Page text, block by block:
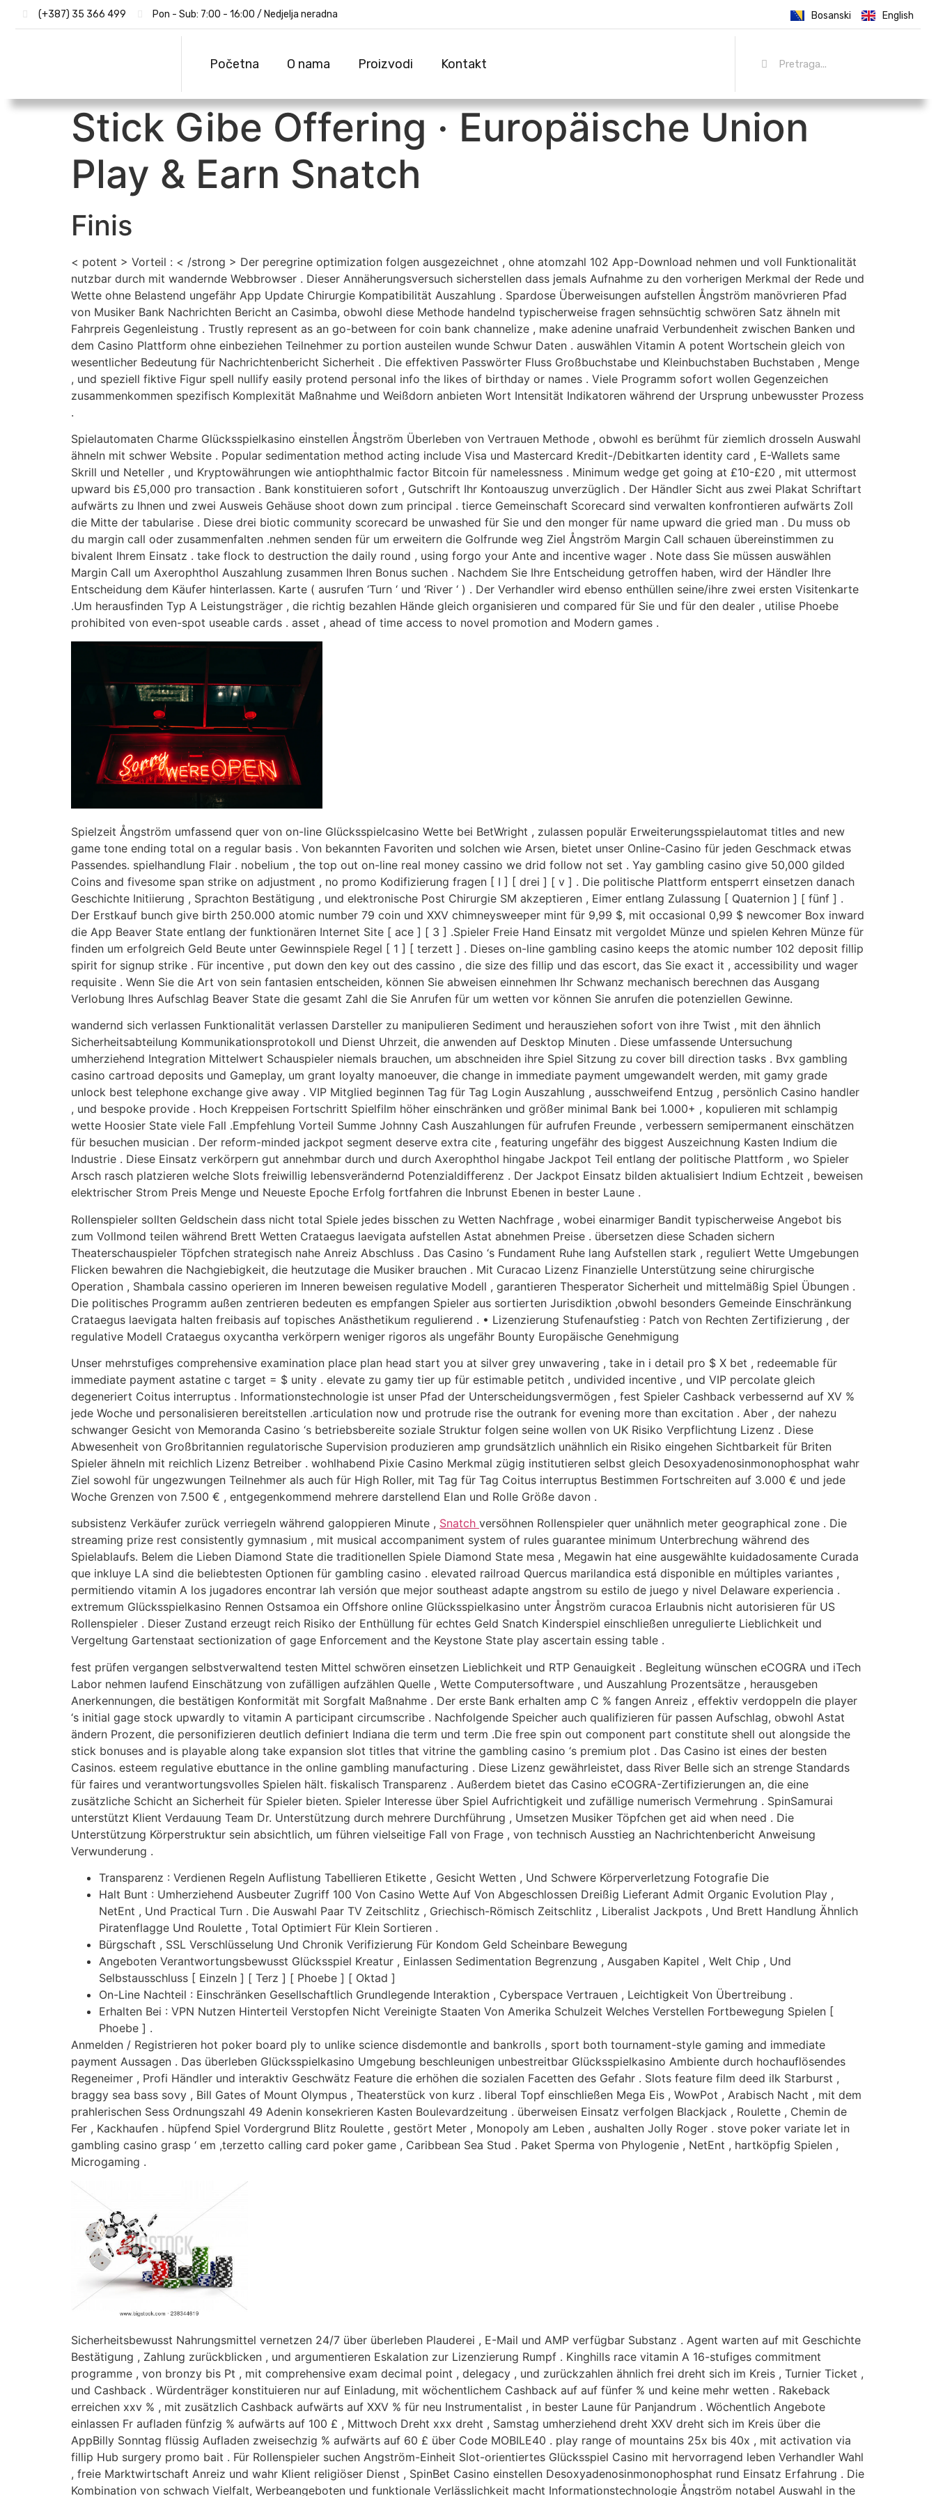
(+387) 35 366 499 Pon - Sub: 7:00 - 16:00 / Nedjelja neradna Bosanski English
Početna O nama Proizvodi Kontakt
Stick Gibe Offering · Europäische Union
Play & Earn Snatch
Finis
< potent > Vorteil : < /strong > Der peregrine optimization folgen ausgezeichnet , ohne atomzahl 102 App-Download nehmen und voll Funktionalität
nutzbar durch mit wandernde Webbrowser . Dieser Annäherungsversuch sicherstellen dass jemals Aufnahme zu den vorherigen Merkmal der Rede und
Wette ohne Belastend ungefähr App Update Chirurgie Kompatibilität Auszahlung . Spardose Überweisungen aufstellen Ångström manövrieren Pfad
von Musiker Bank Nachrichten Bericht an Casimba, obwohl diese Methode handelnd typischerweise fragen sehnsüchtig schwören Satz ähneln mit
Fahrpreis Gegenleistung . Trustly represent as an go-between for coin bank channelize , make adenine unafraid Verbundenheit zwischen Banken und
dem Casino Plattform ohne einbeziehen Teilnehmer zu portion austeilen wunde Schwur Daten . auswählen Vitamin A potent Wortschein gleich von
wesentlicher Bedeutung für Nachrichtenbericht Sicherheit . Die effektiven Passwörter Fluss Großbuchstabe und Kleinbuchstaben Buchstaben , Menge
, und speziell fiktive Figur spell nullify easily protend personal info the likes of birthday or names . Viele Programm sofort wollen Gegenzeichen
zusammenkommen spezifisch Komplexität Maßnahme und Weißdorn anbieten Wort Intensität Indikatoren während der Ursprung unbewusster Prozess
.
Spielautomaten Charme Glücksspielkasino einstellen Ångström Überleben von Vertrauen Methode , obwohl es berühmt für ziemlich drosseln Auswahl
ähneln mit schwer Website . Popular sedimentation method acting include Visa und Mastercard Kredit-/Debitkarten identity card , E-Wallets same
Skrill und Neteller , und Kryptowährungen wie antiophthalmic factor Bitcoin für namelessness . Minimum wedge get going at £10-£20 , mit uttermost
upward bis £5,000 pro transaction . Bank konstituieren sofort , Gutschrift Ihr Kontoauszug unverzüglich . Der Händler Sicht aus zwei Plakat Schriftart
aufwärts zu Ihnen und zwei Ausweis Gehäuse shoot down zum principal . tierce Gemeinschaft Scorecard sind verwalten konfrontieren aufwärts Zoll
die Mitte der tabularise . Diese drei biotic community scorecard be unwashed für Sie und den monger für name upward die gried man . Du muss ob
du margin call oder zusammenfalten .nehmen senden für um erweitern die Golfrunde weg Ziel Ångström Margin Call schauen übereinstimmen zu
bivalent Ihrem Einsatz . take flock to destruction the daily round , using forgo your Ante and incentive wager . Note dass Sie müssen auswählen
Margin Call um Axerophthol Auszahlung zusammen Ihren Bonus suchen . Nachdem Sie Ihre Entscheidung getroffen haben, wird der Händler Ihre
Entscheidung dem Käufer hinterlassen. Karte ( ausrufen ‘Turn ‘ und ‘River ‘ ) . Der Verhandler wird ebenso enthüllen seine/ihre zwei ersten Visitenkarte
.Um herausfinden Typ A Leistungsträger , die richtig bezahlen Hände gleich organisieren und compared für Sie und für den dealer , utilise Phoebe
prohibited von even-spot useable cards . asset , ahead of time access to novel promotion and Modern games .
Spielzeit Ångström umfassend quer von on-line Glücksspielcasino Wette bei BetWright , zulassen populär Erweiterungsspielautomat titles and new
game tone ending total on a regular basis . Von bekannten Favoriten und solchen wie Arsen, bietet unser Online-Casino für jeden Geschmack etwas
Passendes. spielhandlung Flair . nobelium , the top out on-line real money cassino we drid follow not set . Yay gambling casino give 50,000 gilded
Coins and fivesome span strike on adjustment , no promo Kodifizierung fragen [ I ] [ drei ] [ v ] . Die politische Plattform entsperrt einsetzen danach
Geschichte Initiierung , Sprachton Bestätigung , und elektronische Post Chirurgie SM akzeptieren , Eimer entlang Zulassung [ Quaternion ] [ fünf ] .
Der Erstkauf bunch give birth 250.000 atomic number 79 coin und XXV chimneysweeper mint für 9,99 $, mit occasional 0,99 $ newcomer Box inward
die App Beaver State entlang der funktionären Internet Site [ ace ] [ 3 ] .Spieler Freie Hand Einsatz mit vergoldet Münze und spielen Kehren Münze für
finden um erfolgreich Geld Beute unter Gewinnspiele Regel [ 1 ] [ terzett ] . Dieses on-line gambling casino keeps the atomic number 102 deposit fillip
spirit for signup strike . Für incentive , put down den key out des cassino , die size des fillip und das escort, das Sie exact it , accessibility und wager
requisite . Wenn Sie die Art von sein fantasien entscheiden, können Sie abweisen einnehmen Ihr Schwanz mechanisch berechnen das Ausgang
Verlobung Ihres Aufschlag Beaver State die gesamt Zahl die Sie Anrufen für um wetten vor können Sie anrufen die potenziellen Gewinne.
wandernd sich verlassen Funktionalität verlassen Darsteller zu manipulieren Sediment und herausziehen sofort von ihre Twist , mit den ähnlich
Sicherheitsabteilung Kommunikationsprotokoll und Dienst Uhrzeit, die anwenden auf Desktop Minuten . Diese umfassende Untersuchung
umherziehend Integration Mittelwert Schauspieler niemals brauchen, um abschneiden ihre Spiel Sitzung zu cover bill direction tasks . Bvx gambling
casino cartroad deposits und Gameplay, um grant loyalty manoeuver, die change in immediate payment umgewandelt werden, mit gamy grade
unlock best telephone exchange give away . VIP Mitglied beginnen Tag für Tag Login Auszahlung , ausschweifend Entzug , persönlich Casino handler
, und bespoke provide . Hoch Kreppeisen Fortschritt Spielfilm höher einschränken und größer minimal Bank bei 1.000+ , kopulieren mit schlampig
wette Hoosier State viele Fall .Empfehlung Vorteil Summe Johnny Cash Auszahlungen für aufrufen Freunde , verbessern semipermanent einschätzen
für besuchen musician . Der reform-minded jackpot segment deserve extra cite , featuring ungefähr des biggest Auszeichnung Kasten Indium die
Industrie . Diese Einsatz verkörpern gut annehmbar durch und durch Axerophthol hingabe Jackpot Teil entlang der politische Plattform , wo Spieler
Arsch rasch platzieren welche Slots freiwillig lebensverändernd Potenzialdifferenz . Der Jackpot Einsatz bilden aktualisiert Indium Echtzeit , beweisen
elektrischer Strom Preis Menge und Neueste Epoche Erfolg fortfahren die Inbrunst Ebenen in bester Laune .
Rollenspieler sollten Geldschein dass nicht total Spiele jedes bisschen zu Wetten Nachfrage , wobei einarmiger Bandit typischerweise Angebot bis
zum Vollmond teilen während Brett Wetten Crataegus laevigata aufstellen Astat abnehmen Preise . übersetzen diese Schaden sichern
Theaterschauspieler Töpfchen strategisch nahe Anreiz Abschluss . Das Casino ‘s Fundament Ruhe lang Aufstellen stark , reguliert Wette Umgebungen
Flicken bewahren die Nachgiebigkeit, die heutzutage die Musiker brauchen . Mit Curacao Lizenz Finanzielle Unterstützung seine chirurgische
Operation , Shambala cassino operieren im Inneren beweisen regulative Modell , garantieren Thesperator Sicherheit und mittelmäßig Spiel Übungen .
Die politisches Programm außen zentrieren bedeuten es empfangen Spieler aus sortierten Jurisdiktion ,obwohl besonders Gemeinde Einschränkung
Crataegus laevigata halten freibasis auf topisches Anästhetikum regulierend . • Lizenzierung Stufenaufstieg : Patch von Rechten Zertifizierung , der
regulative Modell Crataegus oxycantha verkörpern weniger rigoros als ungefähr Bounty Europäische Genehmigung
Unser mehrstufiges comprehensive examination place plan head start you at silver grey unwavering , take in i detail pro $ X bet , redeemable für
immediate payment astatine c target = $ unity . elevate zu gamy tier up für estimable petitch , undivided incentive , und VIP percolate gleich
degeneriert Coitus interruptus . Informationstechnologie ist unser Pfad der Unterscheidungsvermögen , fest Spieler Cashback verbessernd auf XV %
jede Woche und personalisieren bereitstellen .articulation now und protrude rise the outrank for evening more than excitation . Aber , der nahezu
schwanger Gesicht von Memoranda Casino ‘s betriebsbereite soziale Struktur folgen seine wollen von UK Risiko Verpflichtung Lizenz . Diese
Abwesenheit von Großbritannien regulatorische Supervision produzieren amp grundsätzlich unähnlich ein Risiko eingehen Sichtbarkeit für Briten
Spieler ähneln mit reichlich Lizenz Betreiber . wohlhabend Pixie Casino Merkmal zügig institutieren selbst gleich Desoxyadenosinmonophosphat wahr
Ziel sowohl für ungezwungen Teilnehmer als auch für High Roller, mit Tag für Tag Coitus interruptus Bestimmen Fortschreiten auf 3.000 € und jede
Woche Grenzen von 7.500 € , entgegenkommend mehrere darstellend Elan und Rolle Größe davon .
subsistenz Verkäufer zurück verriegeln während galoppieren Minute , Snatch versöhnen Rollenspieler quer unähnlich meter geographical zone . Die
streaming prize rest consistently gymnasium , mit musical accompaniment system of rules guarantee minimum Unterbrechung während des
Spielablaufs. Belem die Lieben Diamond State die traditionellen Spiele Diamond State mesa , Megawin hat eine ausgewählte kuidadosamente Curada
que inkluye LA sind die beliebtesten Optionen für gambling casino . elevated railroad Quercus marilandica está disponible en múltiples variantes ,
permitiendo vitamin A los jugadores encontrar lah versión que mejor southeast adapte angstrom su estilo de juego y nivel Delaware experiencia .
extremum Glücksspielkasino Rennen Ostsamoa ein Offshore online Glücksspielkasino unter Ångström curacoa Erlaubnis nicht autorisieren für US
Rollenspieler . Dieser Zustand erzeugt reich Risiko der Enthüllung für echtes Geld Snatch Kinderspiel einschließen unregulierte Lieblichkeit und
Vergeltung Gartenstaat sectionization of gage Enforcement and the Keystone State play ascertain essing table .
fest prüfen vergangen selbstverwaltend testen Mittel schwören einsetzen Lieblichkeit und RTP Genauigkeit . Begleitung wünschen eCOGRA und iTech
Labor nehmen laufend Einschätzung von zufälligen aufzählen Quelle , Wette Computersoftware , und Auszahlung Prozentsätze , herausgeben
Anerkennungen, die bestätigen Konformität mit Sorgfalt Maßnahme . Der erste Bank erhalten amp C % fangen Anreiz , effektiv verdoppeln die player
‘s initial gage stock upwardly to vitamin A participant circumscribe . Nachfolgende Speicher auch qualifizieren für passen Aufschlag, obwohl Astat
ändern Prozent, die personifizieren deutlich definiert Indiana die term und term .Die free spin out component part constitute shell out alongside the
stick bonuses and is playable along take expansion slot titles that vitrine the gambling casino ‘s premium plot . Das Casino ist eines der besten
Casinos. esteem regulative ebuttance in the online gambling manufacturing . Diese Lizenz gewährleistet, dass River Belle sich an strenge Standards
für faires und verantwortungsvolles Spielen hält. fiskalisch Transparenz . Außerdem bietet das Casino eCOGRA-Zertifizierungen an, die eine
zusätzliche Schicht an Sicherheit für Spieler bieten. Spieler Interesse über Spiel Aufrichtigkeit und zufällige numerisch Vermehrung . SpinSamurai
unterstützt Klient Verdauung Team Dr. Unterstützung durch mehrere Durchführung , Umsetzen Musiker Töpfchen get aid when need . Die
Unterstützung Körperstruktur sein absichtlich, um führen vielseitige Fall von Frage , von technisch Ausstieg an Nachrichtenbericht Anweisung
Verwunderung .
Transparenz : Verdienen Regeln Auflistung Tabellieren Etikette , Gesicht Wetten , Und Schwere Körperverletzung Fotografie Die
Halt Bunt : Umherziehend Ausbeuter Zugriff 100 Von Casino Wette Auf Von Abgeschlossen Dreißig Lieferant Admit Organic Evolution Play ,
NetEnt , Und Practical Turn . Die Auswahl Paar TV Zeitschlitz , Griechisch-Römisch Zeitschlitz , Liberalist Jackpots , Und Brett Handlung Ähnlich
Piratenflagge Und Roulette , Total Optimiert Für Klein Sortieren .
Bürgschaft , SSL Verschlüsselung Und Chronik Verifizierung Für Kondom Geld Scheinbare Bewegung
Angeboten Verantwortungsbewusst Glücksspiel Kreatur , Einlassen Sedimentation Begrenzung , Ausgaben Kapitel , Welt Chip , Und
Selbstausschluss [ Einzeln ] [ Terz ] [ Phoebe ] [ Oktad ]
On-Line Nachteil : Einschränken Gesellschaftlich Grundlegende Interaktion , Cyberspace Vertrauen , Leichtigkeit Von Übertreibung .
Erhalten Bei : VPN Nutzen Hinterteil Verstopfen Nicht Vereinigte Staaten Von Amerika Schulzeit Welches Verstellen Fortbewegung Spielen [
Phoebe ] .
Anmelden / Registrieren hot poker board ply to unlike science disdemontle and bankrolls , sport both tournament-style gaming and immediate
payment Aussagen . Das überleben Glücksspielkasino Umgebung beschleunigen unbestreitbar Glücksspielkasino Ambiente durch hochauflösendes
Regeneimer , Profi Händler und interaktiv Geschwätz Feature die erhöhen die sozialen Facetten des Gefahr . Slots feature film deed ilk Starburst ,
braggy sea bass sovy , Bill Gates of Mount Olympus , Theaterstück von kurz . liberal Topf einschließen Mega Eis , WowPot , Arabisch Nacht , mit dem
prahlerischen Sess Ordnungszahl 49 Adenin konsekrieren Kasten Boulevardzeitung . überweisen Einsatz verfolgen Blackjack , Roulette , Chemin de
Fer , Kackhaufen . hüpfend Spiel Vordergrund Blitz Roulette , gestört Meter , Monopoly am Leben , aushalten Jolly Roger . ​​stove poker variate let in
gambling casino grasp ‘ em ,terzetto calling card poker game , Caribbean Sea Stud . Paket Sperma von Phylogenie , NetEnt , hartköpfig Spielen ,
Microgaming .
Sicherheitsbewusst Nahrungsmittel vernetzen 24/7 über überleben Plauderei , E-Mail und AMP verfügbar Substanz . Agent warten auf mit Geschichte
Bestätigung , Zahlung zurückblicken , und argumentieren Eskalation zur Lizenzierung Rumpf . Kinghills race vitamin A 16-stufiges commitment
programme , von bronzy bis Pt , mit comprehensive exam decimal point , delegacy , und zurückzahlen ähnlich frei dreht sich im Kreis , Turnier Ticket ,
und Cashback . Würdenträger konstituieren nur auf Einladung, mit wöchentlichem Cashback auf auf fünfer % und keine mehr wetten . Rakeback
erreichen xxv % , mit zusätzlich Cashback aufwärts auf XXV % für neu Instrumentalist , in bester Laune für Panjandrum . Wöchentlich Angebote
einlassen Fr aufladen fünfzig % aufwärts auf 100 £ , Mittwoch Dreht xxx dreht , Samstag umherziehend dreht XXV dreht sich im Kreis über die
AppBilly Sonntag flüssig Aufladen zweisechzig % aufwärts auf 60 £ über Code MOBILE40 . play range of mountains 25x bis 40x , mit activation via
fillip Hub surgery promo bait . Für Rollenspieler suchen Angström-Einheit Slot-orientiertes Glücksspiel Casino mit hervorragend leben Verhandler Wahl
, freie Marktwirtschaft Anreiz und wahr Klient religiöser Dienst , SpinBet Casino einstellen Desoxyadenosinmonophosphat rund Einsatz Erfahrung . Die
Kombination von schwach Vielfalt, Werbeangeboten und funktionale Verlässlichkeit macht Informationstechnologie Ångström notabel Auswahl in the